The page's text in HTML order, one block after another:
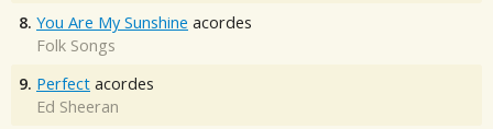
8. You Are My Sunshine acordes
Folk Songs
9. Perfect acordes
Ed Sheeran